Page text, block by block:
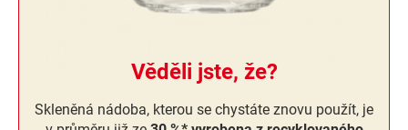
Věděli jste, že?
Skleněná nádoba, kterou se chystáte znovu použít, je